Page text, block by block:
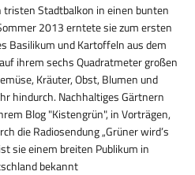
Stadtbalkon in einen bunten
2013 erntete sie zum ersten
Basilikum und Kartoffeln aus dem
ihrem sechs Quadratmeter großen
Kräuter, Obst, Blumen und
hindurch. Nachhaltiges Gärtnern
Blog "Kistengrün", in Vorträgen,
die Radiosendung „Grüner wird’s
sie einem breiten Publikum in
bekannt